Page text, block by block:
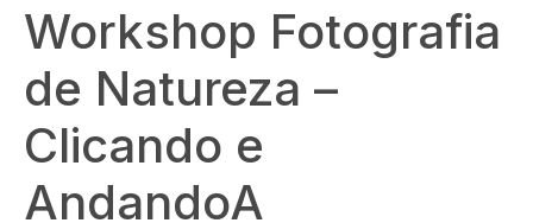
Workshop Fotografia
de Natureza –
Clicando e
AndandoA